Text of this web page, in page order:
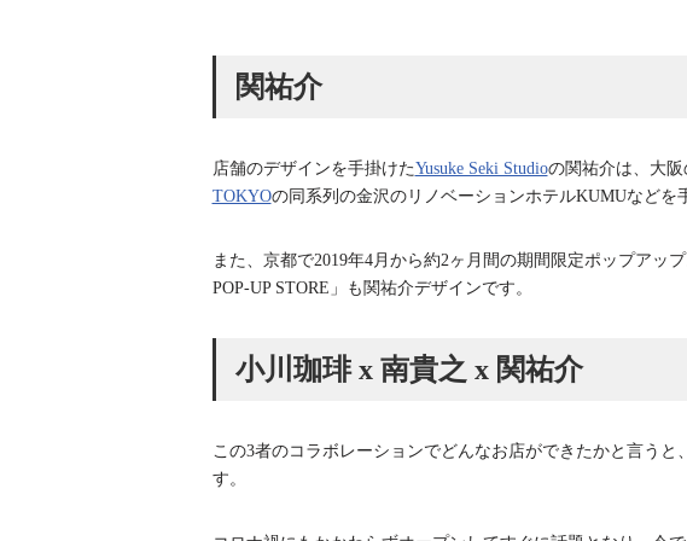
関祐介
店舗のデザインを手掛けたYusuke Seki Studioの関祐介は、大
TOKYOの同系列の金沢のリノベーションホテルKUMUなどを
また、京都で2019年4月から約2ヶ月間の期間限定ポップアッ
POP-UP STORE」も関祐介デザインです。
小川珈琲 x 南貴之 x 関祐介
この3者のコラボレーションでどんなお店ができたかと言う
す。